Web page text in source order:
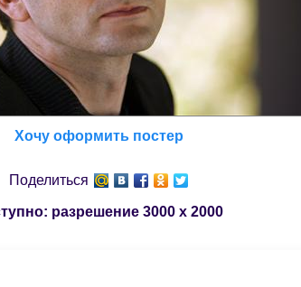
Хочу оформить постер
Поделиться
разрешение 3000 x 2000